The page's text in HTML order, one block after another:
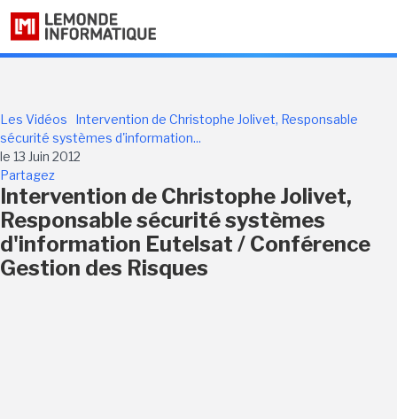
Les Vidéos
Intervention de Christophe Jolivet, Responsable
sécurité systèmes d'information...
le 13 Juin 2012
Partagez
Intervention de Christophe Jolivet,
Responsable sécurité systèmes
d'information Eutelsat / Conférence
Gestion des Risques